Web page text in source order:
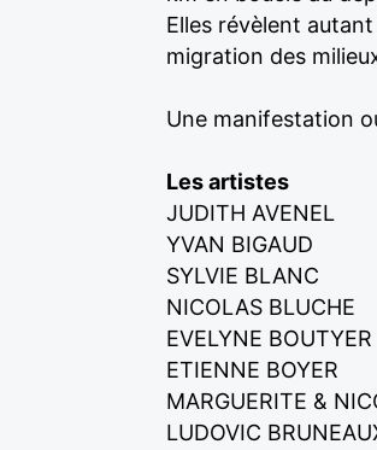
Elles révèlent
migration des
Une manifestation
Les artistes
JUDITH AVENEL
YVAN BIGAUD
SYLVIE BLANC
NICOLAS BLUCHE
EVELYNE BOUTYER
ETIENNE BOYER
MARGUERITE &
LUDOVIC